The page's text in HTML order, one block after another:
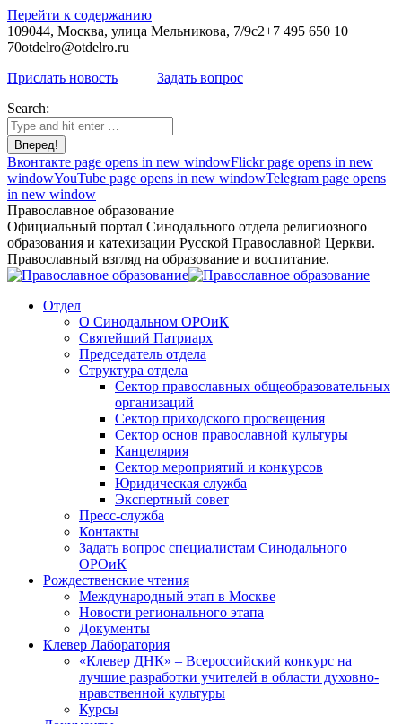
Перейти к содержанию
109044, Москва, улица Мельникова, 7/9с2+7 495 650 10
70otdelro@otdelro.ru
Прислать новость
Задать вопрос
Search:
Вконтакте page opens in new windowFlickr page opens in new
windowYouTube page opens in new windowTelegram page opens
in new window
Православное образование
Официальный портал Синодального отдела религиозного
образования и катехизации Русской Православной Церкви.
Православный взгляд на образование и воспитание.
Отдел
О Синодальном ОРОиК
Святейший Патриарх
Председатель отдела
Структура отдела
Сектор православных общеобразовательных
организаций
Сектор приходского просвещения
Сектор основ православной культуры
Канцелярия
Сектор мероприятий и конкурсов
Юридическая служба
Экспертный совет
Пресс-служба
Контакты
Задать вопрос специалистам Синодального
ОРОиК
Рождественские чтения
Международный этап в Москве
Новости регионального этапа
Документы
Клевер Лаборатория
«Клевер ДНК» – Всероссийский конкурс на
лучшие разработки учителей в области духовно-
нравственной культуры
Курсы